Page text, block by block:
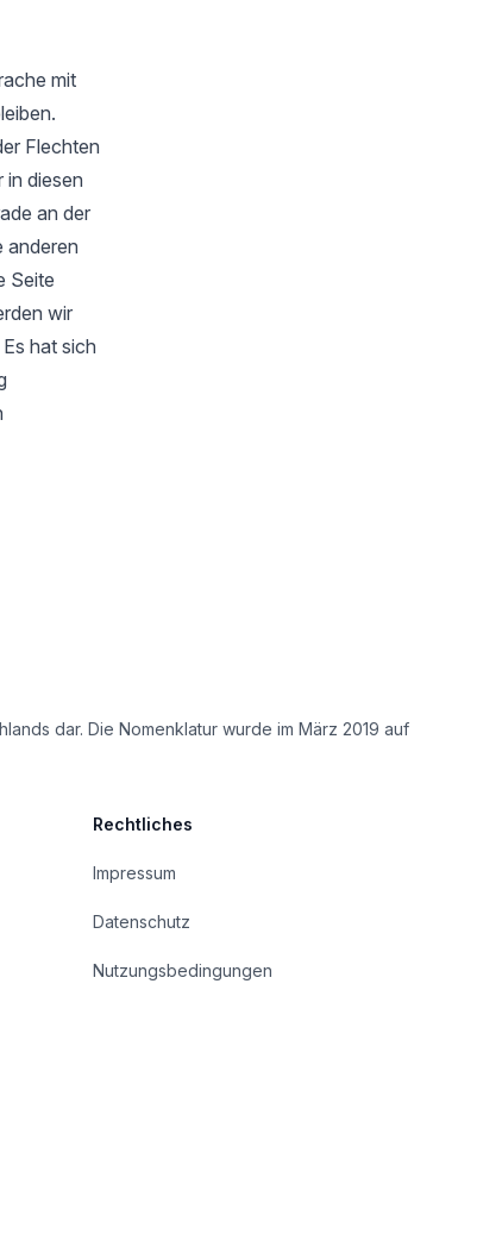
mit
Flechten
in diesen
an der
anderen
Seite
wir
hat sich
dar. Die Nomenklatur wurde im März 2019 auf
Rechtliches
Impressum
Datenschutz
Nutzungsbedingungen